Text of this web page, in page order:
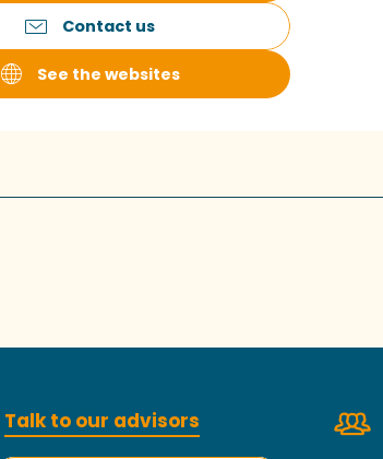
Contact us
See the websites
Talk to our advisors